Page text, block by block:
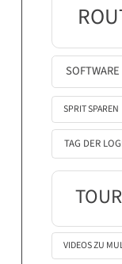
SOFTWARE
SPRIT SPAREN
TAG DER
VIDEOS ZU